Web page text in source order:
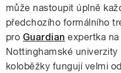
může nastoupit úplně
předchozího formálního
pro Guardian expertka
Nottinghamské univerzity
koloběžky fungují velmi